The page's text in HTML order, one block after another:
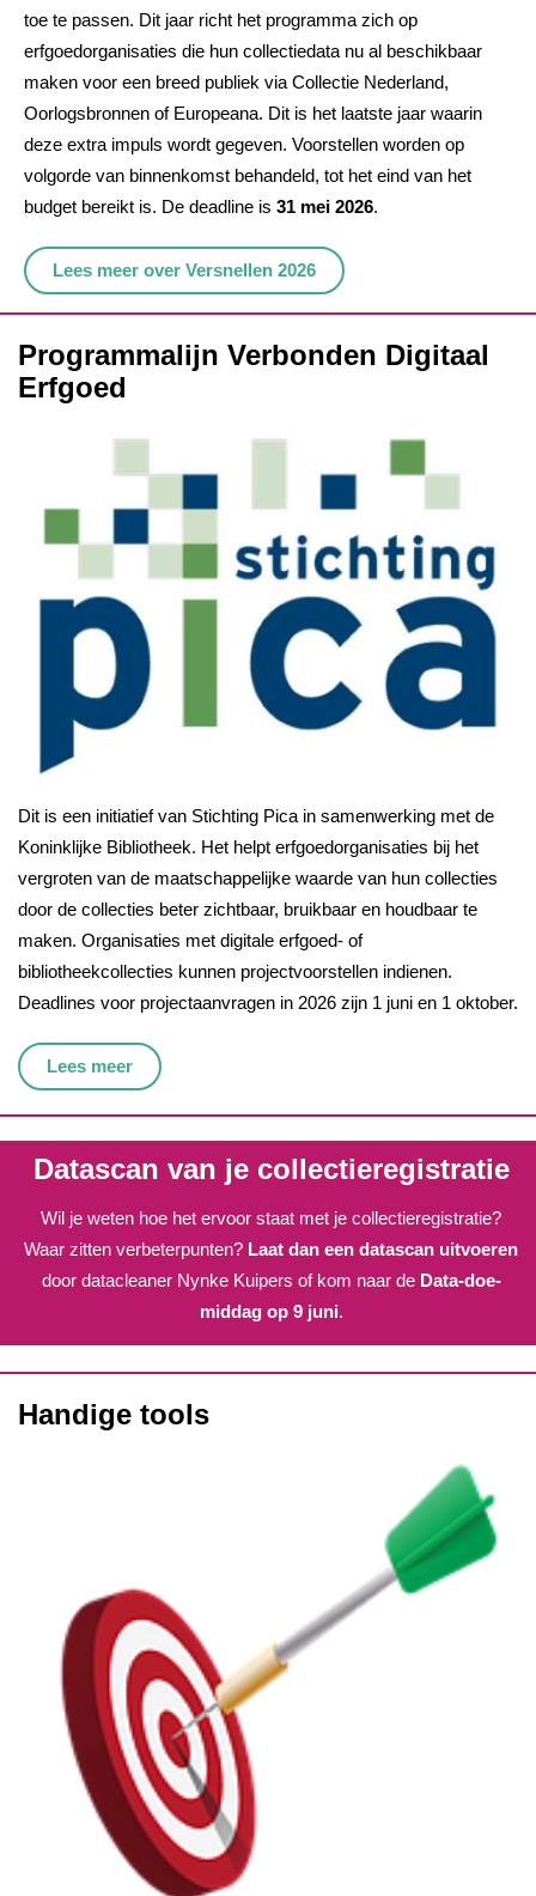
toe te passen. Dit jaar richt het programma zich op
erfgoedorganisaties die hun collectiedata nu al beschikbaar
maken voor een breed publiek via Collectie Nederland,
Oorlogsbronnen of Europeana. Dit is het laatste jaar waarin
deze extra impuls wordt gegeven. Voorstellen worden op
volgorde van binnenkomst behandeld, tot het eind van het
budget bereikt is. De deadline is 31 mei 2026.
Lees meer over Versnellen 2026
Programmalijn Verbonden Digitaal
Erfgoed
Dit is een initiatief van Stichting Pica in samenwerking met de
Koninklijke Bibliotheek. Het helpt erfgoedorganisaties bij het
vergroten van de maatschappelijke waarde van hun collecties
door de collecties beter zichtbaar, bruikbaar en houdbaar te
maken. Organisaties met digitale erfgoed- of
bibliotheekcollecties kunnen projectvoorstellen indienen.
Deadlines voor projectaanvragen in 2026 zijn 1 juni en 1 oktober.
Lees meer
Datascan van je collectieregistratie
Wil je weten hoe het ervoor staat met je collectieregistratie?
Waar zitten verbeterpunten? Laat dan een datascan uitvoeren
door datacleaner Nynke Kuipers of kom naar de Data-doe-
middag op 9 juni.
Handige tools